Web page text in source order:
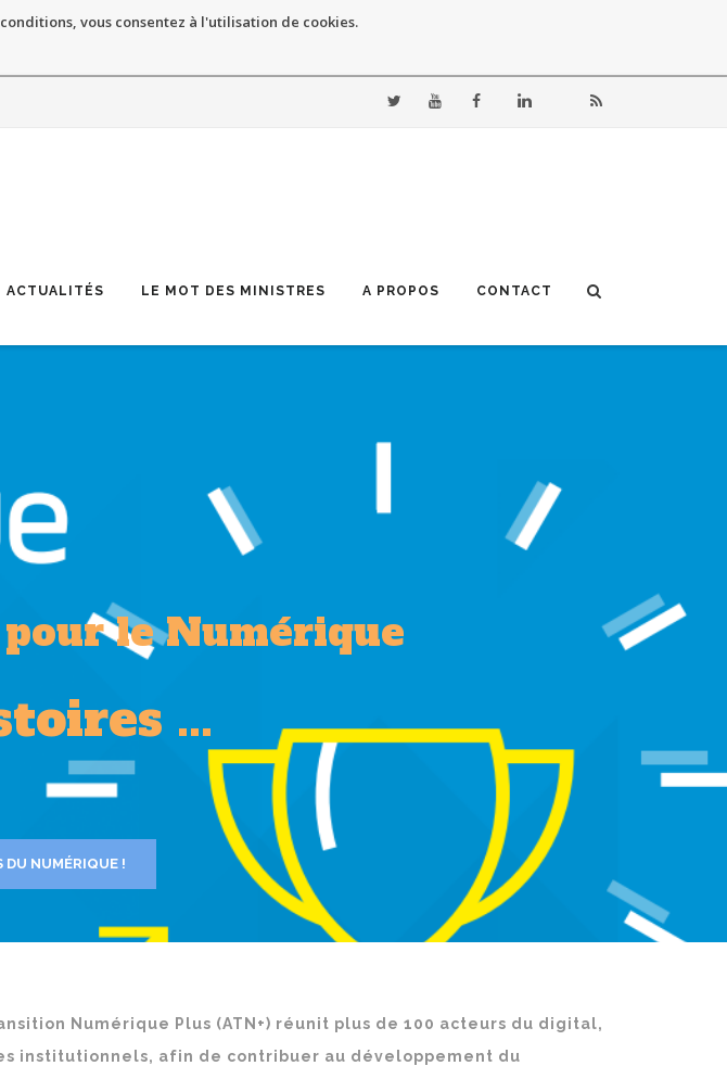
vous consentez à l'utilisation de cookies.
ACTUALITÉS LE MOT DES MINISTRES A PROPOS CONTACT
le Numérique
...
DU NUMÉRIQUE !
Numérique Plus (ATN+) réunit plus de 100 acteurs du digital,
institutionnels, afin de contribuer au développement du